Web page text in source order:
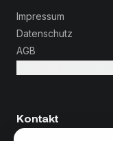
Impressum
Datenschutz
AGB
Kontakt